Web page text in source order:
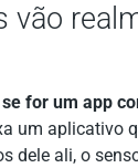
vão
for um app
um aplicativo
dele ali, o